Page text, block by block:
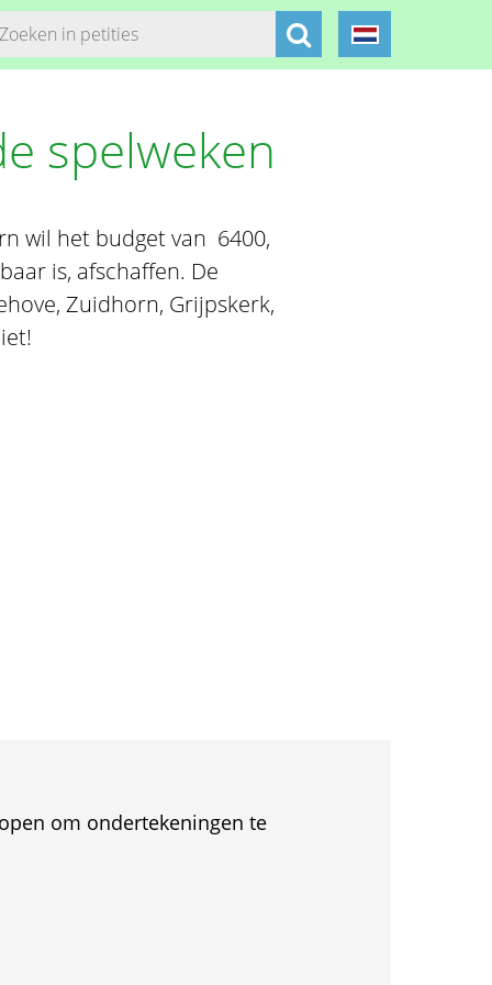
spelweken
wil het budget van  6400,
is, afschaffen. De
Zuidhorn, Grijpskerk,
om ondertekeningen te